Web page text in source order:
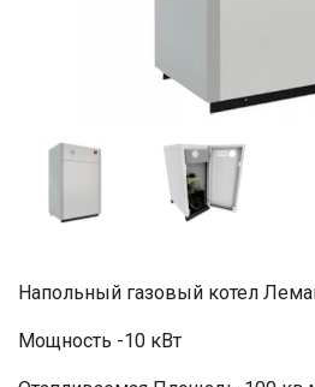
Напольный газовый котел
Мощность -10 кВт